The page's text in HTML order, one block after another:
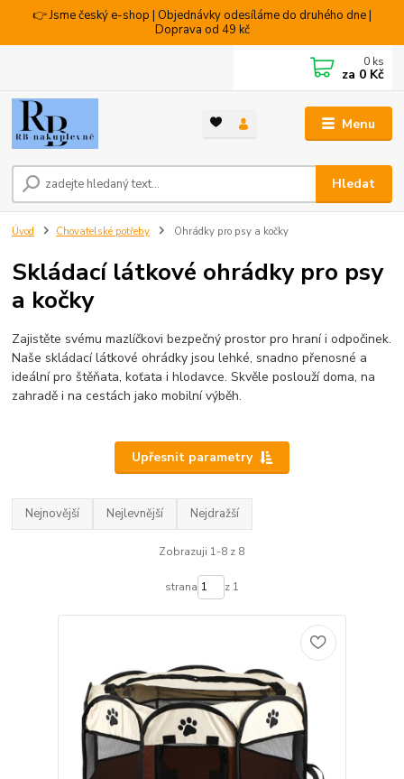
👉 Jsme český e-shop | Objednávky odesíláme do druhého dne |
Doprava od 49 kč
Menu
Hledat
0 ks
za 0 Kč
Úvod Chovatelské potřeby Ohrádky pro psy a kočky
Skládací látkové ohrádky pro psy
a kočky
Zajistěte svému mazlíčkovi bezpečný prostor pro hraní i odpočinek.
Naše skládací látkové ohrádky jsou lehké, snadno přenosné a
ideální pro štěňata, koťata i hlodavce. Skvěle poslouží doma, na
zahradě i na cestách jako mobilní výběh.
Upřesnit parametry
Nejnovější Nejlevnější Nejdražší
Zobrazuji 1-8 z 8
strana z 1